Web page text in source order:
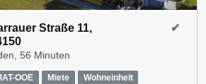
Straße 11,
56 Minuten
OOE Miete Wohneinheit
✔